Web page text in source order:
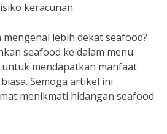
keracunan.
mengenal lebih dekat seafood?
seafood ke dalam menu
mendapatkan manfaat
Semoga artikel ini
menikmati hidangan seafood